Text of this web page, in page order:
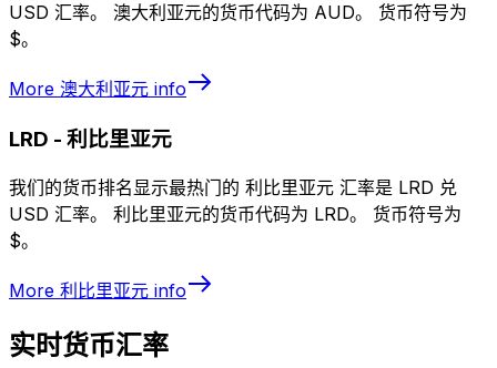
USD 汇率。 澳大利亚元的货币代码为 AUD。 货币符号为
$。
More 澳大利亚元 info
LRD - 利比里亚元
我们的货币排名显示最热门的 利比里亚元 汇率是 LRD 兑
USD 汇率。 利比里亚元的货币代码为 LRD。 货币符号为
$。
More 利比里亚元 info
实时货币汇率